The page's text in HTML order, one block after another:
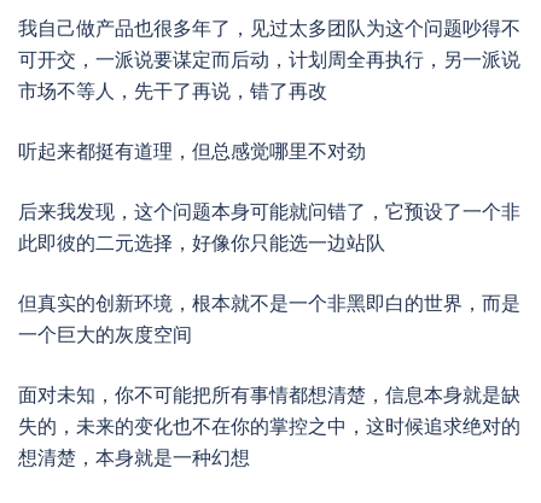
我自己做产品也很多年了，见过太多团队为这个问题吵得不
可开交，一派说要谋定而后动，计划周全再执行，另一派说
市场不等人，先干了再说，错了再改
听起来都挺有道理，但总感觉哪里不对劲
后来我发现，这个问题本身可能就问错了，它预设了一个非
此即彼的二元选择，好像你只能选一边站队
但真实的创新环境，根本就不是一个非黑即白的世界，而是
一个巨大的灰度空间
面对未知，你不可能把所有事情都想清楚，信息本身就是缺
失的，未来的变化也不在你的掌控之中，这时候追求绝对的
想清楚，本身就是一种幻想